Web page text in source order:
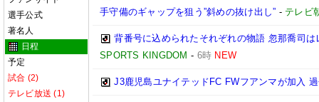
選手公式
著名人
日程
予定
試合 (2)
テレビ放送 (1)
手守備のギャップを狙う”斜めの抜け出し” - テレビ
背番号に込められたそれぞれの物語 忽那喬司
SPORTS KINGDOM - 6時 NEW
J3鹿児島ユナイテッドFC FWフアンマが加入